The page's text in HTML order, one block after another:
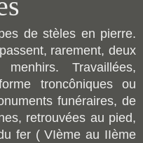
de stèles en pierre.
rarement, deux
Travaillées,
troncôniques ou
funéraires, de
retrouvées au pied,
fer ( VIème au IIème